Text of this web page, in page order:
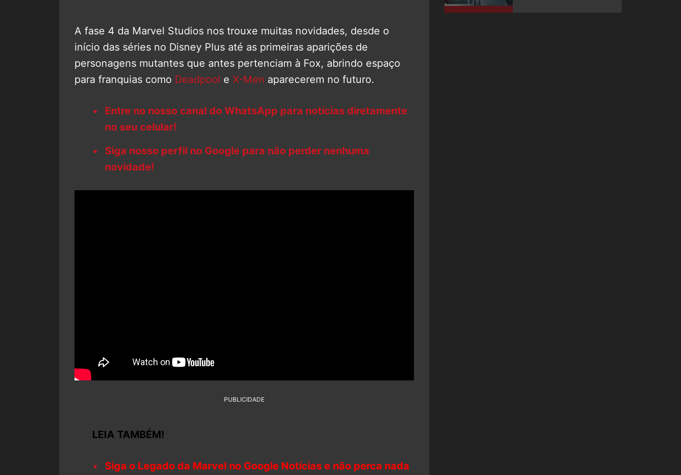
A fase 4 da Marvel Studios nos trouxe muitas novidades, desde o
início das séries no Disney Plus até as primeiras aparições de
personagens mutantes que antes pertenciam à Fox, abrindo espaço
para franquias como Deadpool e X-Men aparecerem no futuro.
Entre no nosso canal do WhatsApp para notícias diretamente
no seu celular!
Siga nosso perfil no Google para não perder nenhuma
novidade!
PUBLICIDADE
LEIA TAMBÉM!
Siga o Legado da Marvel no Google Notícias e não perca nada